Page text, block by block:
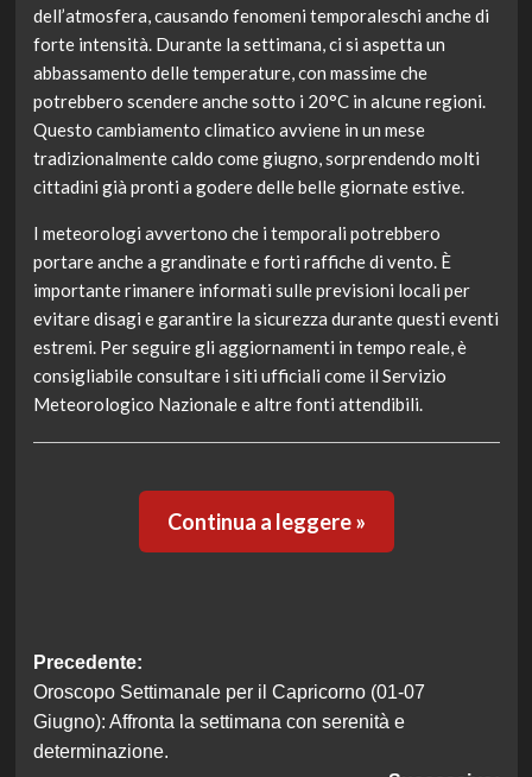
dell’atmosfera, causando fenomeni temporaleschi anche di
forte intensità. Durante la settimana, ci si aspetta un
abbassamento delle temperature, con massime che
potrebbero scendere anche sotto i 20°C in alcune regioni.
Questo cambiamento climatico avviene in un mese
tradizionalmente caldo come giugno, sorprendendo molti
cittadini già pronti a godere delle belle giornate estive.
I meteorologi avvertono che i temporali potrebbero
portare anche a grandinate e forti raffiche di vento. È
importante rimanere informati sulle previsioni locali per
evitare disagi e garantire la sicurezza durante questi eventi
estremi. Per seguire gli aggiornamenti in tempo reale, è
consigliabile consultare i siti ufficiali come il Servizio
Meteorologico Nazionale e altre fonti attendibili.
Continua a leggere »
Navigazione
articolo
Precedente:
Oroscopo Settimanale per il Capricorno (01-07
Giugno): Affronta la settimana con serenità e
determinazione.